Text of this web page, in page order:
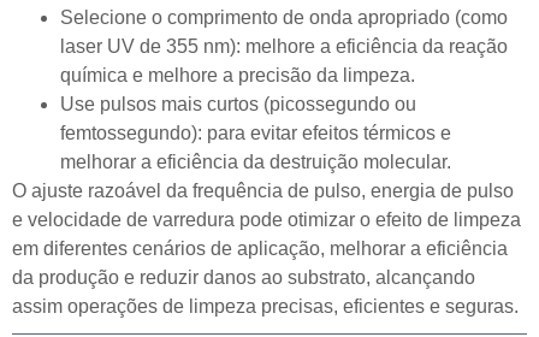
Selecione o comprimento de onda apropriado (como
laser UV de 355 nm): melhore a eficiência da reação
química e melhore a precisão da limpeza.
Use pulsos mais curtos (picossegundo ou
femtossegundo): para evitar efeitos térmicos e
melhorar a eficiência da destruição molecular.
O ajuste razoável da frequência de pulso, energia de pulso
e velocidade de varredura pode otimizar o efeito de limpeza
em diferentes cenários de aplicação, melhorar a eficiência
da produção e reduzir danos ao substrato, alcançando
assim operações de limpeza precisas, eficientes e seguras.